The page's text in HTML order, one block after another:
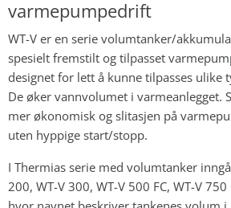
varmepumpedrift
WT-V er en serie volumtanker/
spesielt fremstilt og tilpasset
designet for lett å kunne tilpasses ulike
De øker vannvolumet i varmeanlegget.
mer økonomisk og slitasjen på
uten hyppige start/stopp.
I Thermias serie med volumtanker
200, WT-V 300, WT-V 500 FC, WT-V 750